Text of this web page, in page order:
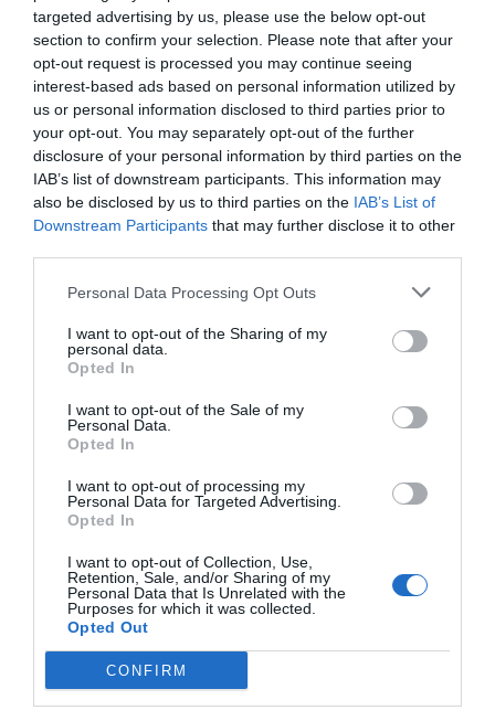
targeted advertising by us, please use the below opt-out
section to confirm your selection. Please note that after your
opt-out request is processed you may continue seeing
interest-based ads based on personal information utilized by
us or personal information disclosed to third parties prior to
your opt-out. You may separately opt-out of the further
disclosure of your personal information by third parties on the
IAB’s list of downstream participants. This information may
also be disclosed by us to third parties on the IAB’s List of
Downstream Participants that may further disclose it to other
Personal Data Processing Opt Outs
I want to opt-out of the Sharing of my
personal data.
Opted In
I want to opt-out of the Sale of my
Personal Data.
Opted In
I want to opt-out of processing my
Personal Data for Targeted Advertising.
Opted In
I want to opt-out of Collection, Use,
Retention, Sale, and/or Sharing of my
Personal Data that Is Unrelated with the
Purposes for which it was collected.
Opted Out
CONFIRM
Índex2P
Sporting Portugal
2Playbook Intelligence es la unidad de datos e
inteligencia de mercado de 2Playbook, cuya plataforma
de datos monitoriza en tiempo real el negocio de más
de 250 clubes de fútbol y baloncesto de toda Europa,
así como más de 20.000 contratos de patrocinio en el
mercado español, segmentados por competición,
tipología de activos, marcas, categorías de producto y
valor económico aproximado de cada acuerdo. Si
quieres más información, contacta con nosotros a
través de intelligence@2playbook.com.
Mantente informado con las últimas noticias de actualidad.